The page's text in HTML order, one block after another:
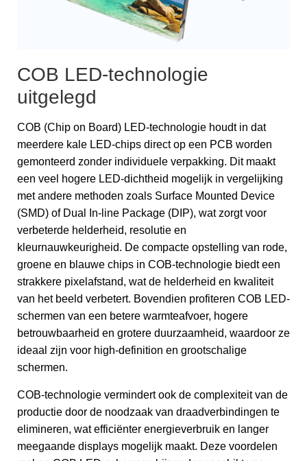
COB LED-technologie
uitgelegd
COB (Chip on Board) LED-technologie houdt in dat
meerdere kale LED-chips direct op een PCB worden
gemonteerd zonder individuele verpakking. Dit maakt
een veel hogere LED-dichtheid mogelijk in vergelijking
met andere methoden zoals Surface Mounted Device
(SMD) of Dual In-line Package (DIP), wat zorgt voor
verbeterde helderheid, resolutie en
kleurnauwkeurigheid. De compacte opstelling van rode,
groene en blauwe chips in COB-technologie biedt een
strakkere pixelafstand, wat de helderheid en kwaliteit
van het beeld verbetert. Bovendien profiteren COB LED-
schermen van een betere warmteafvoer, hogere
betrouwbaarheid en grotere duurzaamheid, waardoor ze
ideaal zijn voor high-definition en grootschalige
schermen.
COB-technologie vermindert ook de complexiteit van de
productie door de noodzaak van draadverbindingen te
elimineren, wat efficiënter energieverbruik en langer
meegaande displays mogelijk maakt. Deze voordelen